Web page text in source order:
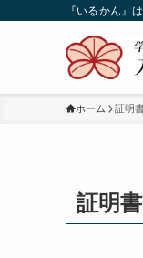
『いるかん』
ホーム 証明
証明